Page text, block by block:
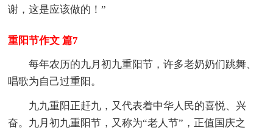
谢，这是应该做的！”
重阳节作文 篇7
每年农历的九月初九重阳节，许多老奶奶们跳舞、
唱歌为自己过重阳。
九九重阳正赶九，又代表着中华人民的喜悦、兴
奋。九月初九重阳节，又称为“老人节”，正值国庆之